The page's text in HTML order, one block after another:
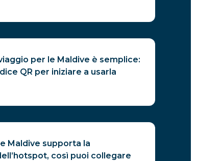
per le Maldive è semplice:
QR per iniziare a usarla
Maldive supporta la
così puoi collegare